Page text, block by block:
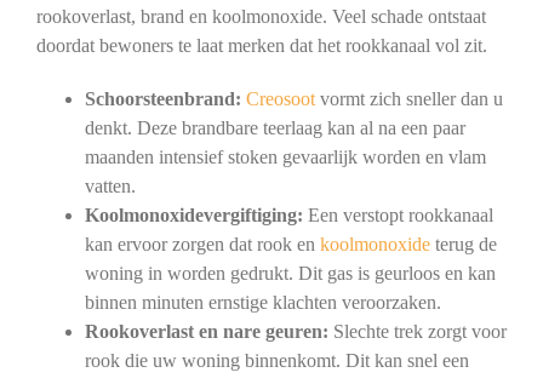
rookoverlast, brand en koolmonoxide. Veel schade ontstaat
doordat bewoners te laat merken dat het rookkanaal vol zit.
Schoorsteenbrand: Creosootvormt zich sneller dan u
denkt. Deze brandbare teerlaag kan al na een paar
maanden intensief stoken gevaarlijk worden en vlam
vatten.
Koolmonoxidevergiftiging: Een verstopt rookkanaal
kan ervoor zorgen dat rook en koolmonoxideterug de
woning in worden gedrukt. Dit gas is geurloos en kan
binnen minuten ernstige klachten veroorzaken.
Rookoverlast en nare geuren: Slechte trek zorgt voor
rook die uw woning binnenkomt. Dit kan snel een